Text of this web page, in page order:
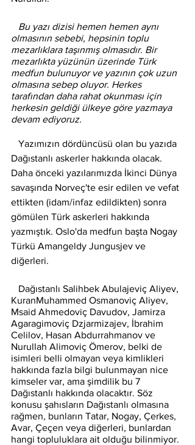
olmasının sebebi, hepsinin toplu
mezarlıklara taşınmış olmasıdır. Bir
mezarlıkta yüzünün üzerinde Türk
medfun bulunuyor ve yazının çok uzun
olmasına sebep oluyor. Herkes
tarafından daha rahat okunması için
herkesin geldiği ülkeye göre yazmaya
devam ediyoruz.
Yazımızın dördüncüsü olan bu yazıda
Dağıstanlı askerler hakkında olacak.
Daha önceki yazılarımızda İkinci Dünya
savaşında Norveç'te esir edilen ve vefat
ettikten (idam/infaz edildikten) sonra
gömülen Türk askerleri hakkında
yazmıştık. Oslo'da medfun başta Nogay
Türkü Amangeldy Jungusjev ve
diğerleri.
KuranMuhammed Osmanoviç Aliyev,
Msaid Ahmedoviç Davudov, Jamirza
Agaragimoviç Dzjarmizajev, İbrahim
Celilov, Hasan Abdurrahmanov ve
Nurullah Alimoviç Ömerov, belki de
isimleri belli olmayan veya kimlikleri
hakkında fazla bilgi bulunmayan nice
kimseler var, ama şimdilik bu 7
Dağıstanlı hakkında olacaktır. Söz
konusu şahısların Dağıstanlı olmasına
rağmen, bunların Tatar, Nogay, Çerkes,
Avar, Çeçen veya diğerleri, bunlardan
hangi topluluklara ait olduğu bilinmiyor.